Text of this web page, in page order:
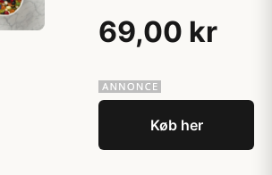
69,00 kr
Køb her